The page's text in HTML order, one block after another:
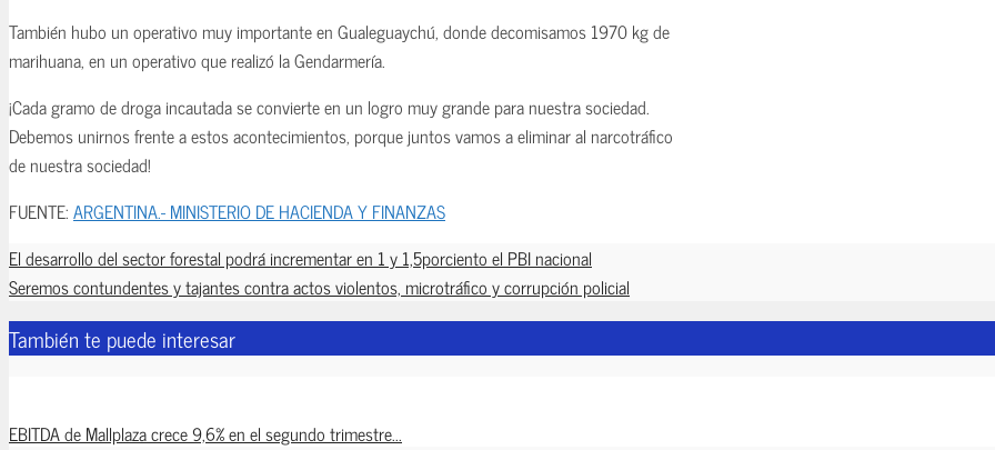
También hubo un operativo muy importante en Gualeguaychú, donde decomisamos 1970 kg de
marihuana, en un operativo que realizó la Gendarmería.
¡Cada gramo de droga incautada se convierte en un logro muy grande para nuestra sociedad.
Debemos unirnos frente a estos acontecimientos, porque juntos vamos a eliminar al narcotráfico
de nuestra sociedad!
FUENTE:ARGENTINA.- MINISTERIO DE HACIENDA Y FINANZAS
El desarrollo del sector forestal podrá incrementar en 1 y 1,5porciento el PBI nacional
Seremos contundentes y tajantes contra actos violentos, microtráfico y corrupción policial
También te puede interesar
EBITDA de Mallplaza crece 9,6% en el segundo trimestre...